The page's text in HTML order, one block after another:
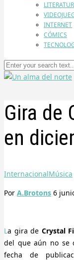
INTERNET
CÓMICS
Gira de
en
InternacionalMúsica
Por A.Brotons 6
La gira de Crystal
del que aún no se
fecha de